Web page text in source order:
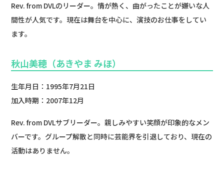
Rev. from DVLのリーダー。情が熱く、曲がったことが嫌いな人
間性が人気です。現在は舞台を中心に、演技のお仕事をしてい
ます。
秋山美穂（あきやま みほ）
生年月日：1995年7月21日
加入時期：2007年12月
Rev. from DVLサブリーダー。親しみやすい笑顔が印象的なメン
バーです。グループ解散と同時に芸能界を引退しており、現在の
活動はありません。